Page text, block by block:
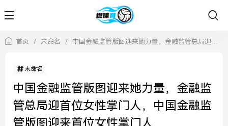
首页 / 未命名 / 中国金融监管版图迎来她力量，金融监管总局迎首位女性掌门人，中国金融监管版图迎来首位女性掌门人
未命名
中国金融监管版图迎来她力量，金融监
管总局迎首位女性掌门人，中国金融监
管版图迎来首位女性掌门人